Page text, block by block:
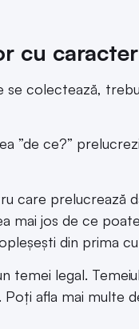
cu
colectează,
”de ce?”
care prelucrează
mai jos de ce
din prima
temei legal.
afla mai multe